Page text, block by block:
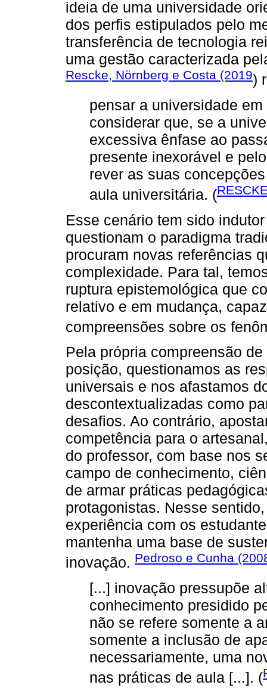
ideia de uma universidade
dos perfis estipulados pelo
transferência de tecnologia
uma gestão caracterizada
Rescke, Nörnberg e Costa (2019)
pensar a universidade
considerar que, se a
excessiva ênfase ao
presente inexorável e
rever as suas
aula universitária. (
Esse cenário tem sido
questionam o paradigma
procuram novas referências
complexidade. Para tal,
ruptura epistemológica que
relativo e em mudança,
compreensões sobre os
Pela própria compreensão
posição, questionamos as
universais e nos afastamos
descontextualizadas como
desafios. Ao contrário,
competência para o
do professor, com base nos
campo de conhecimento,
de armar práticas
protagonistas. Nesse
experiência com os
mantenha uma base de
inovação. Pedroso e Cunha
[...] inovação pressupõe
conhecimento presidido
não se refere somente a
somente a inclusão de
necessariamente, uma
nas práticas de aula [...]. (